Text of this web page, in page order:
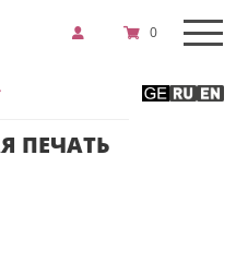
0
ПЕЧАТЬ